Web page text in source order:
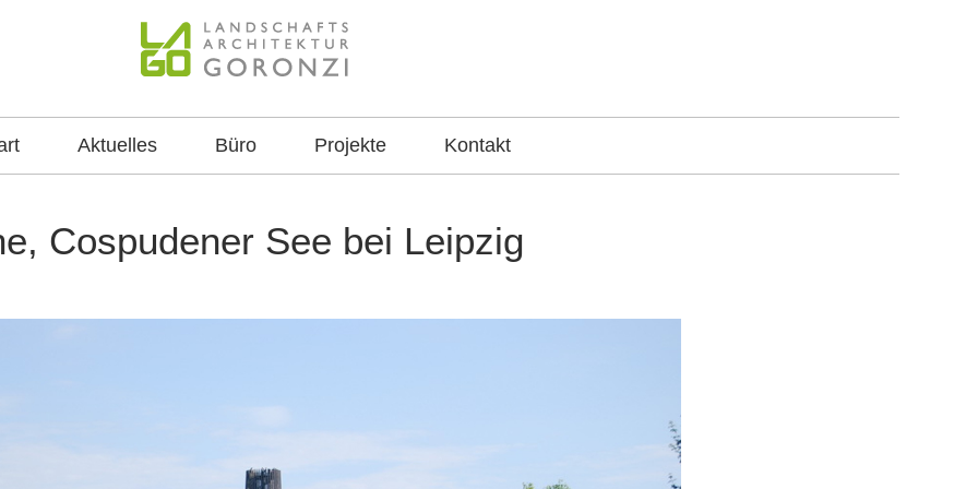
Goronzi
Beratungsleistungen
Aktuelles Büro Projekte Kontakt
Cospudener See bei Leipzig